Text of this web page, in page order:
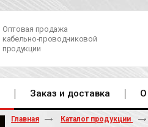
Оптовая продажа
кабельно-проводниковой
продукции
Заказ и доставка О
Главная Каталог продукции